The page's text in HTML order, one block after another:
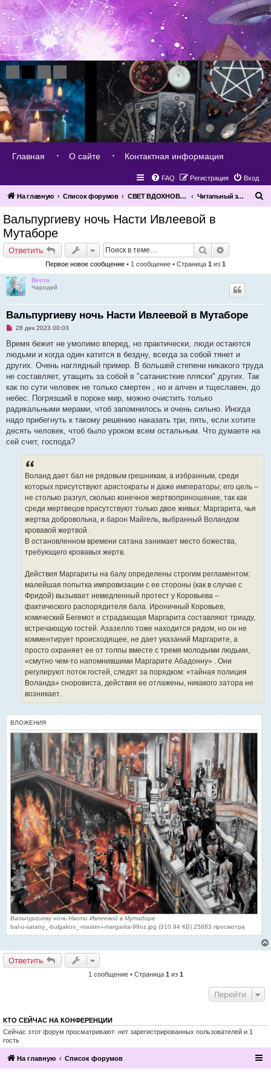
Главная О сайте Контактная информация
Вход
Регистрация
FAQ
На главную Список форумов СВЕТ ВДОХНОВЕНИЯ Читальный зал эзотерика
Вальпургиеву ночь Насти Ивлеевой в
Мутаборе
Ответить Поиск
Первое новое сообщение • 1 сообщение • Страница 1 из 1
Веста
Чародей
Вальпургиеву ночь Насти Ивлеевой в Мутаборе
Н
п
о
ч
и
т
а
н
о
е
с
о
б
28 дек 2023 00:03
Время бежит не умолимо вперед, но практически, люди остаются
людьми и когда один катится в бездну, всегда за собой тянет и
других. Очень наглядный пример. В большей степени никакого труда
не составляет, утащить за собой в "сатанисткие пляски" других. Так
как по сути человек не только смертен , но и алчен и тщеславен, до
небес. Погрязший в пороке мир, можно очистить только
радикальными мерами, чтоб запомнилось и очень сильно. Иногда
надо прибегнуть к такому решению наказать три, пять, если хотите
десять человек, чтоб было уроком всем остальным. Что думаете на
сей счет, господа?
Воланд дает бал не рядовым грешникам, а избранным, среди
которых присутствуют аристократы и даже императоры; его цель –
не столько разгул, сколько конечное жертвоприношение, так как
среди мертвецов присутствуют только двое живых: Маргарита, чья
жертва добровольна, и барон Майгель, выбранный Воландом
кровавой жертвой.
В остановленном времени сатана занимает место божества,
требующего кровавых жертв.
Действия Маргариты на балу определены строгим регламентом:
малейшая попытка импровизации с ее стороны (как в случае с
Фридой) вызывает немедленный протест у Коровьева –
фактического распорядителя бала. Ироничный Коровьев,
комический Бегемот и страдающая Маргарита составляют триаду,
встречающую гостей. Азазелло тоже находится рядом, но он не
комментирует происходящее, не дает указаний Маргарите, а
просто охраняет ее от толпы вместе с тремя молодыми людьми,
«смутно чем-то напомнившими Маргарите Абадонну» . Они
регулируют поток гостей, следят за порядком: «тайная полиция
Воланда» сноровиста, действия ее отлажены, никакого затора не
возникает.
ВЛОЖЕНИЯ
Вальпургиеву ночь Насти Ивлеевой в Мутаборе
bal-u-satany_-bulgakov_-master-i-margarita-98nz.jpg (310.94 КБ) 25883 просмотра
Ответить
1 сообщение • Страница 1 из 1
Перейти
КТО СЕЙЧАС НА КОНФЕРЕНЦИИ
Сейчас этот форум просматривают: нет зарегистрированных пользователей и 1
гость
На главную Список форумов